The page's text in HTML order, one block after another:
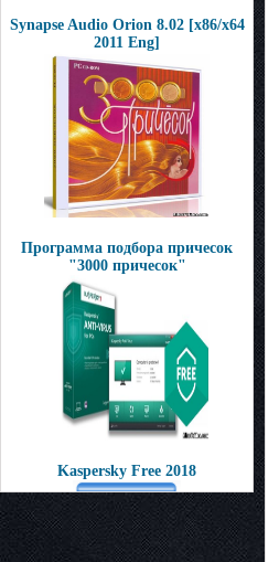
Synapse Audio Orion 8.02 [x86/x64
2011 Eng]
Программа подбора причесок
"3000 причесок"
Kaspersky Free 2018